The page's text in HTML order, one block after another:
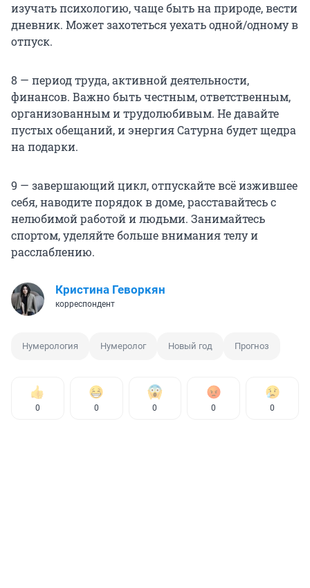
изучать психологию, чаще быть на природе, вести
дневник. Может захотеться уехать одной/одному в
отпуск.
8 — период труда, активной деятельности,
финансов. Важно быть честным, ответственным,
организованным и трудолюбивым. Не давайте
пустых обещаний, и энергия Сатурна будет щедра
на подарки.
9 — завершающий цикл, отпускайте всё изжившее
себя, наводите порядок в доме, расставайтесь с
нелюбимой работой и людьми. Занимайтесь
спортом, уделяйте больше внимания телу и
расслаблению.
Кристина Геворкян
корреспондент
Нумерология Нумеролог Новый год Прогноз
0 0 0 0 0